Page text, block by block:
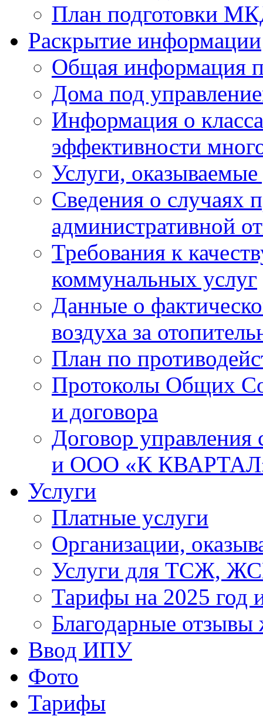
План подготовки
Раскрытие информации
Общая информация
Дома под
Информация о
эффективности
Услуги,
Сведения о случаях
административной
Требования к
коммунальных услуг
Данные о
воздуха за
План по
Протоколы Общих
и договора
Договор управления
и ООО «К
Услуги
Платные услуги
Организации,
Услуги для ТСЖ,
Тарифы на 2025 год
Благодарные
Ввод ИПУ
Фото
Тарифы